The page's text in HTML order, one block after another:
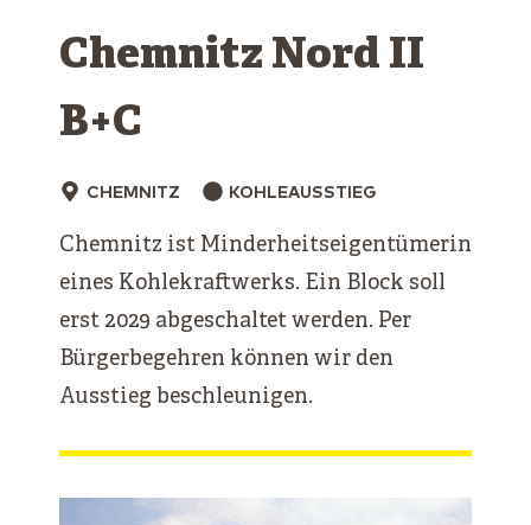
Chemnitz Nord II
B+C
CHEMNITZ KOHLEAUSSTIEG
Chemnitz ist Minderheitseigentümerin
eines Kohlekraftwerks. Ein Block soll
erst 2029 abgeschaltet werden. Per
Bürgerbegehren können wir den
Ausstieg beschleunigen.